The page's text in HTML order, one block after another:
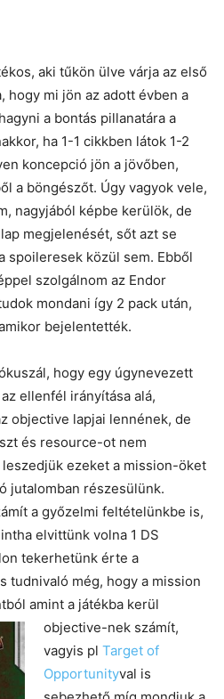
aki tűkön ülve várja az első
hogy mi jön az adott évben a
a bontás pillanatára a
ha 1-1 cikkben látok 1-2
koncepció jön a jövőben,
a böngészőt. Úgy vagyok vele,
nagyjából képbe kerülök, de
megjelenését, sőt azt se
spoileresek közül sem. Ebből
szolgálnom az Endor
mondani így 2 pack után,
bejelentették.
hogy egy úgynevezett
ellenfél irányítása alá,
objective lapjai lennének, de
és resource-ot nem
ezeket a mission-öket
jutalomban részesülünk.
a győzelmi feltételünkbe is,
elvittünk volna 1 DS
tekerhetünk érte a
tudnivaló még, hogy a mission
amint a játékba kerül
objective-nek számít,
vagyis pl Target of
Opportunityval is